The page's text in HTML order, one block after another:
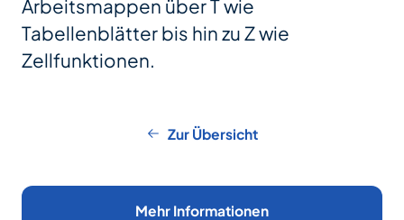
Arbeitsmappen über T wie
Tabellenblätter bis hin zu Z wie
Zellfunktionen.
Zur Übersicht
Mehr Informationen